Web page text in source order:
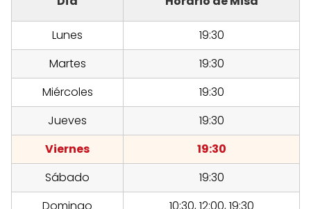
Lunes
19:30
Martes
19:30
Miércoles
19:30
Jueves
19:30
Viernes
19:30
Sábado
19:30